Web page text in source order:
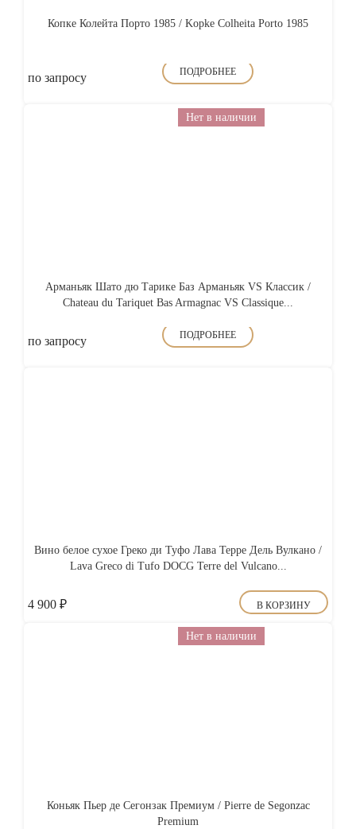
Копке Колейта Порто 1985 / Kopke Colheita Porto 1985
по запросу ПОДРОБНЕЕ
Нет в наличии
Арманьяк Шато дю Тарике Баз Арманьяк VS Классик /
Chateau du Tariquet Bas Armagnac VS Classique...
по запросу ПОДРОБНЕЕ
Вино белое сухое Греко ди Туфо Лава Терре Дель Вулкано /
Lava Greco di Tufo DOCG Terre del Vulcano...
4 900 ₽ В КОРЗИНУ
Нет в наличии
Коньяк Пьер де Сегонзак Премиум / Pierre de Segonzac
Premium